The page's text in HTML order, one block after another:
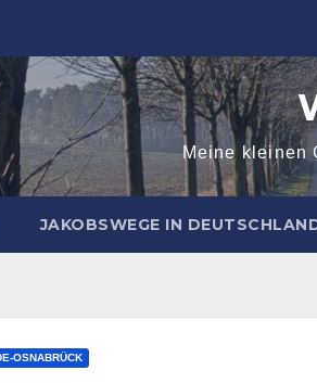
Meine kleinen
JAKOBSWEGE IN
OSNABRÜCK